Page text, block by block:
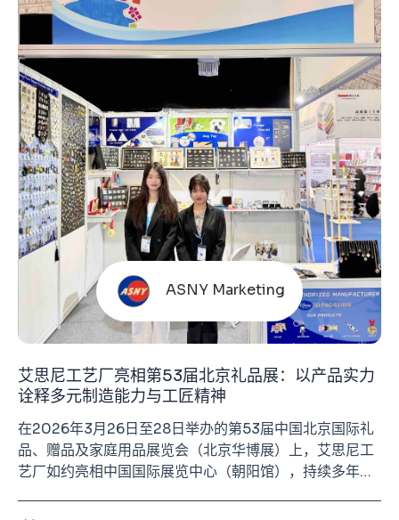
ASNY Marketing
艾思尼工艺厂亮相第53届北京礼品展：以产品实力
诠释多元制造能力与工匠精神
在2026年3月26日至28日举办的第53届中国北京国际礼
品、赠品及家庭用品展览会（北京华博展）上，艾思尼工
艺厂如约亮相中国国际展览中心（朝阳馆），持续多年参